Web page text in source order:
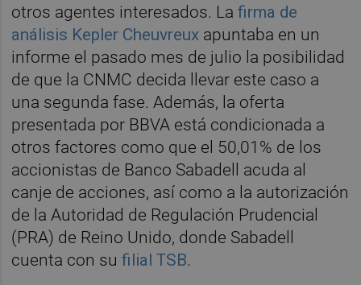
otros agentes interesados. Lafirma de
análisis Kepler Cheuvreux apuntaba en un
informe el pasado mes de julio la posibilidad
de que la CNMC decida llevar este caso a
una segunda fase. Además, la oferta
presentada por BBVA está condicionada a
otros factores como que el 50,01% de los
accionistas de Banco Sabadell acuda al
canje de acciones, así como a la autorización
de la Autoridad de Regulación Prudencial
(PRA) de Reino Unido, donde Sabadell
cuenta con sufilial TSB.